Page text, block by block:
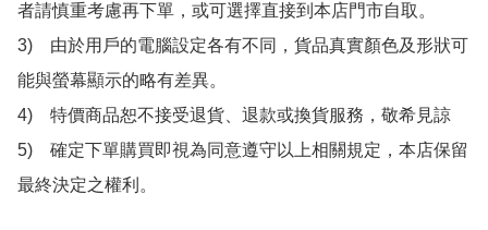
者請慎重考慮再下單，或可選擇直接到本店門市自取。
3)　由於用戶的電腦設定各有不同，貨品真實顏色及形狀可
能與螢幕顯示的略有差異。
4)　特價商品恕不接受退貨、退款或換貨服務，敬希見諒
5)　確定下單購買即視為同意遵守以上相關規定，本店保留
最終決定之權利。